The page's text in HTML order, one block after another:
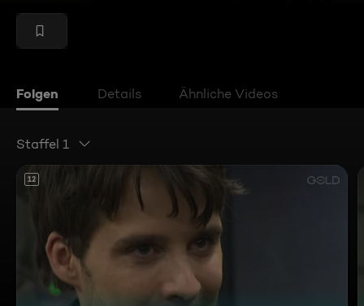
Folgen Details Ähnliche Videos
Staffel 1
12